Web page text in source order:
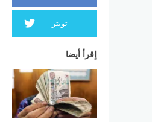
تويتر
إقرأ أيضا